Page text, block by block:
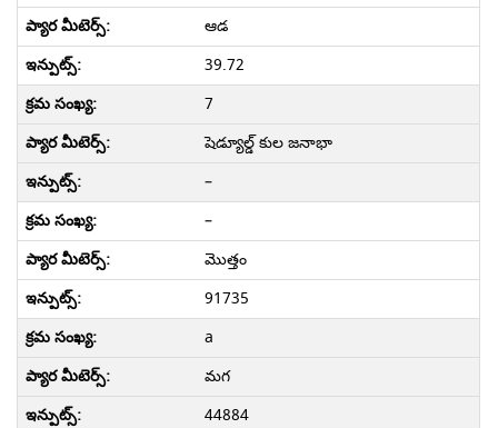
ఆడ
39.72
7
షెడ్యూల్డ్ కుల జనాభా
–
–
మొత్తం
91735
a
మగ
44884